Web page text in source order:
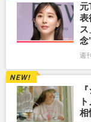
元
表
念
週
相